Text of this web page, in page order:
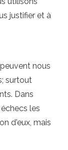
justifier et à
nous
surtout
Dans
les
d'eux, mais